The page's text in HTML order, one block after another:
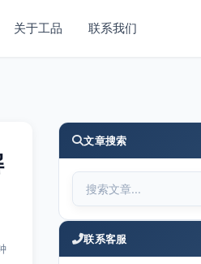
关于工品 联系我们
文章搜索
联系客服